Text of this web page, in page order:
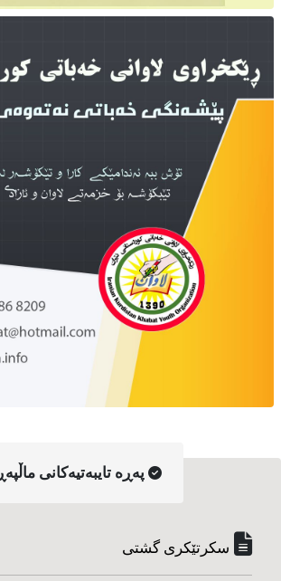
په‌ڕه‌ تایبه‌تیه‌کانی ماڵپه‌ڕ
سکرتێکری گشتی